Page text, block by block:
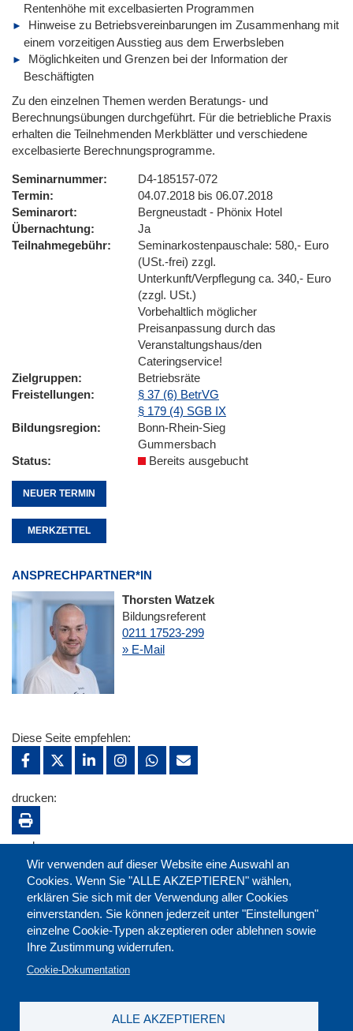
Rentenhöhe mit excelbasierten Programmen
Hinweise zu Betriebsvereinbarungen im Zusammenhang mit
einem vorzeitigen Ausstieg aus dem Erwerbsleben
Möglichkeiten und Grenzen bei der Information der
Beschäftigten
Zu den einzelnen Themen werden Beratungs- und
Berechnungsübungen durchgeführt. Für die betriebliche Praxis
erhalten die Teilnehmenden Merkblätter und verschiedene
excelbasierte Berechnungsprogramme.
Seminarnummer
D4-185157-072
Termin
04.07.2018 bis 06.07.2018
Seminarort
Bergneustadt - Phönix Hotel
Übernachtung
Ja
Teilnahmegebühr
Seminarkostenpauschale: 580,- Euro
(USt.-frei) zzgl.
Unterkunft/Verpflegung ca. 340,- Euro
(zzgl. USt.)
Vorbehaltlich möglicher
Preisanpassung durch das
Veranstaltungshaus/den
Cateringservice!
Zielgruppen
Betriebsräte
Freistellungen
§ 37 (6) BetrVG
§ 179 (4) SGB IX
Bildungsregion
Bonn-Rhein-Sieg
Gummersbach
Status
Bereits ausgebucht
NEUER TERMIN
MERKZETTEL
ANSPRECHPARTNER*IN
Thorsten Watzek
Bildungsreferent
0211 17523-299
» E-Mail
Wir verwenden auf dieser Website eine Auswahl an
Cookies. Wenn Sie "ALLE AKZEPTIEREN" wählen,
erklären Sie sich mit der Verwendung aller Cookies
einverstanden. Sie können jederzeit unter "Einstellungen"
einzelne Cookie-Typen akzeptieren oder ablehnen sowie
Ihre Zustimmung widerrufen.
Cookie-Dokumentation
ALLE AKZEPTIEREN
Diese Seite empfehlen:
drucken:
merken: